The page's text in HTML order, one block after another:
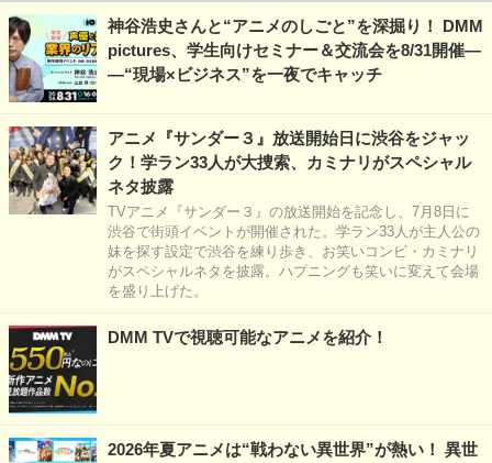
神谷浩史さんと“アニメのしごと”を深掘り！ DMM
pictures、学生向けセミナー＆交流会を8/31開催―
―“現場×ビジネス”を一夜でキャッチ
アニメ『サンダー３』放送開始日に渋谷をジャッ
ク！学ラン33人が大捜索、カミナリがスペシャル
ネタ披露
TVアニメ『サンダー３』の放送開始を記念し、7月8日に
渋谷で街頭イベントが開催された。学ラン33人が主人公の
妹を探す設定で渋谷を練り歩き、お笑いコンビ・カミナリ
がスペシャルネタを披露。ハプニングも笑いに変えて会場
を盛り上げた。
DMM TVで視聴可能なアニメを紹介！
2026年夏アニメは“戦わない異世界”が熱い！ 異世